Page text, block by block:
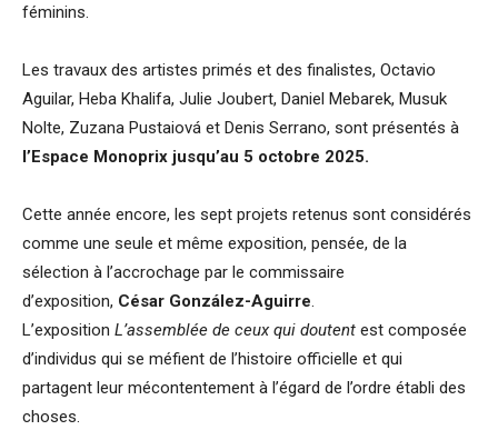
féminins.
Les travaux des artistes primés et des finalistes, Octavio
Aguilar, Heba Khalifa, Julie Joubert, Daniel Mebarek, Musuk
Nolte, Zuzana Pustaiová et Denis Serrano, sont présentés à
l’Espace Monoprix jusqu’au 5 octobre 2025.
Cette année encore, les sept projets retenus sont considérés
comme une seule et même exposition, pensée, de la
sélection à l’accrochage par le commissaire
d’exposition, César González-Aguirre.
L’exposition L’assemblée de ceux qui doutent est composée
d’individus qui se méfient de l’histoire officielle et qui
partagent leur mécontentement à l’égard de l’ordre établi des
choses.